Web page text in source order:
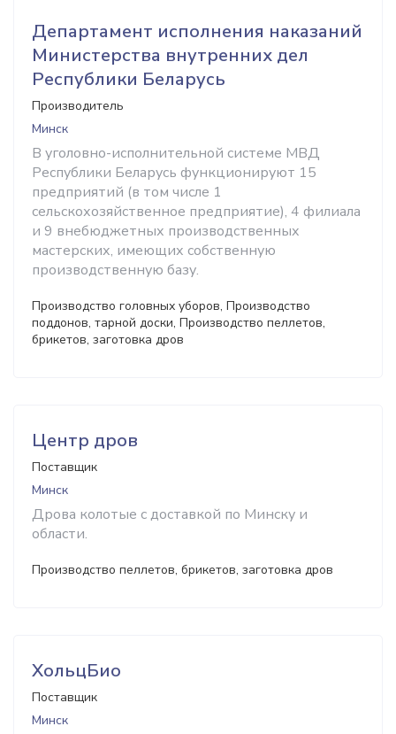
Департамент исполнения наказаний
Министерства внутренних дел
Республики Беларусь
Производитель
Минск
В уголовно-исполнительной системе МВД
Республики Беларусь функционируют 15
предприятий (в том числе 1
сельскохозяйственное предприятие), 4 филиала
и 9 внебюджетных производственных
мастерских, имеющих собственную
производственную базу.
Производство головных уборов, Производство
поддонов, тарной доски, Производство пеллетов,
брикетов, заготовка дров
Центр дров
Поставщик
Минск
Дрова колотые с доставкой по Минску и
области.
Производство пеллетов, брикетов, заготовка дров
ХольцБио
Поставщик
Минск